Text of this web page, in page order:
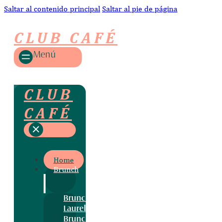
Saltar al contenido principal Saltar al pie de página
CLUB CAFÉ
Menú
CLUB
CAFÉ
Home
Brunch
Brunch
Laurel
Brunch